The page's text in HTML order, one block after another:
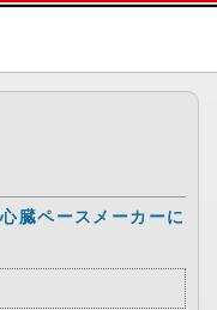
臓ペースメーカーに